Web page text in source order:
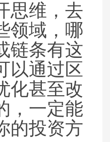
思维，去
领域，哪
链条有这
以通过区
化甚至改
，一定能
的投资方